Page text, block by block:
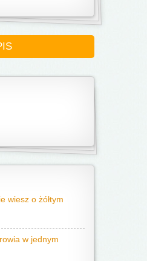
wiesz o żółtym
w jednym